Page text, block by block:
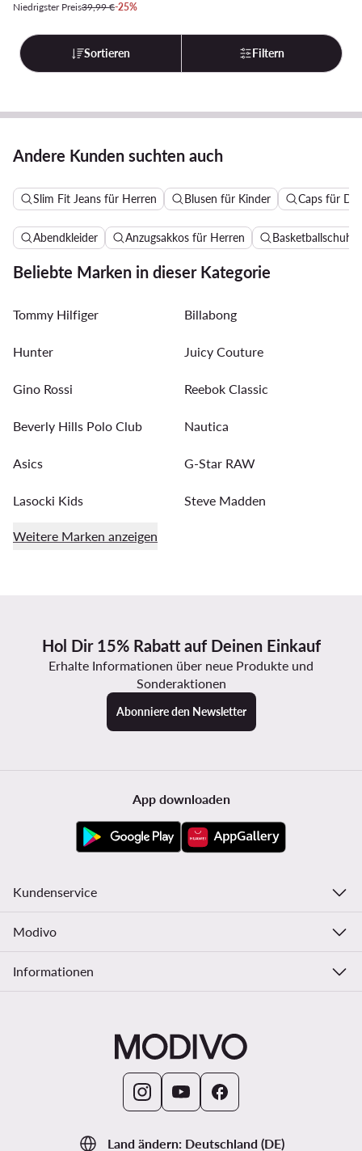
Niedrigster Preis39,99 €-25%
Sortieren Filtern
Andere Kunden suchten auch
Slim Fit Jeans für Herren Blusen für Kinder Caps für
Abendkleider Anzugsakkos für Herren Basketballschuhe
Beliebte Marken in dieser Kategorie
Tommy Hilfiger Billabong
Hunter Juicy Couture
Gino Rossi Reebok Classic
Beverly Hills Polo Club Nautica
Asics G-Star RAW
Lasocki Kids Steve Madden
Weitere Marken anzeigen
Hol Dir 15% Rabatt auf Deinen Einkauf
Erhalte Informationen über neue Produkte und
Sonderaktionen
Abonniere den Newsletter
Land ändern: Deutschland (DE)
App downloaden
Kundenservice
Modivo
Informationen